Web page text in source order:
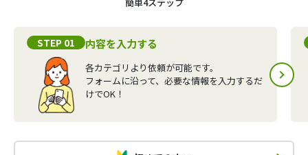
STEP 01 内容を入力する
各カテゴリより依頼が可能です。
フォームに沿って、必要な情報を入力するだ
けでOK！